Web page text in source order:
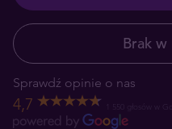
Brak w
Sprawdź opinie o nas
4,7